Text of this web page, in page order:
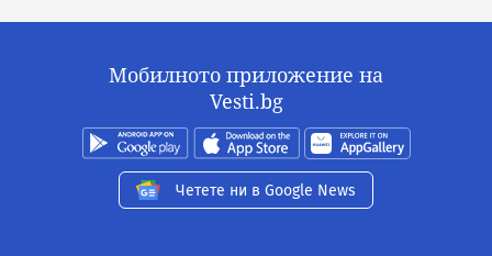
Мобилното приложение на
Vesti.bg
Четете ни в Google News